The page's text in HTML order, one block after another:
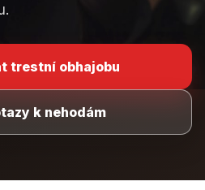
trestní obhajobu
k nehodám